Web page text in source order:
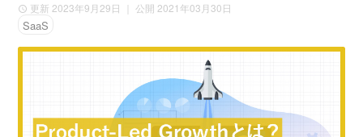
更新 2023年9月29日 ｜ 公開 2021年03月30日
SaaS